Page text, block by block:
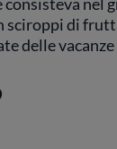
sciroppi di
delle